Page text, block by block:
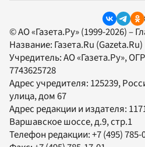
© АО «Газета.Ру» (1999-2026) –
Название: Газета.Ru (Gazeta.Ru)
Учредитель:АО «Газета.Ру»,
7743625728
Адрес учредителя: 125239,
улица, дом 67
Адрес редакции и издателя:
Варшавское шоссе, д.9, стр.1
Телефон редакции:+7 (495) 785-